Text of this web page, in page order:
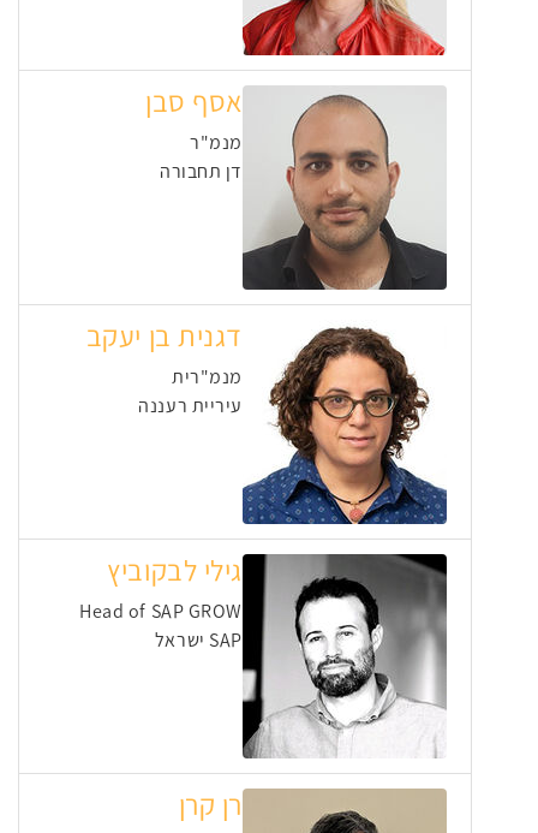
אסף סבן
מנמ"ר
דן תחבורה
דגנית בן יעקב
מנמ"רית
עיריית רעננה
גילי לבקוביץ
Head of SAP GROW
SAP ישראל
רן קרן